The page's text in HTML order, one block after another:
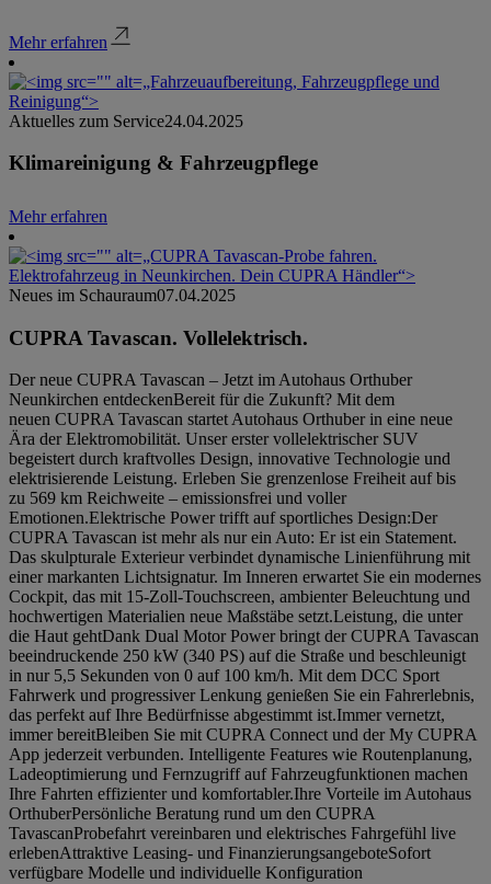
Mehr erfahren
Aktuelles zum Service24.04.2025
Klimareinigung & Fahrzeugpflege
Mehr erfahren
Neues im Schauraum07.04.2025
CUPRA Tavascan. Vollelektrisch.
Der neue CUPRA Tavascan – Jetzt im Autohaus Orthuber
Neunkirchen entdeckenBereit für die Zukunft? Mit dem
neuen CUPRA Tavascan startet Autohaus Orthuber in eine neue
Ära der Elektromobilität. Unser erster vollelektrischer SUV
begeistert durch kraftvolles Design, innovative Technologie und
elektrisierende Leistung. Erleben Sie grenzenlose Freiheit auf bis
zu 569 km Reichweite – emissionsfrei und voller
Emotionen.Elektrische Power trifft auf sportliches Design:Der
CUPRA Tavascan ist mehr als nur ein Auto: Er ist ein Statement.
Das skulpturale Exterieur verbindet dynamische Linienführung mit
einer markanten Lichtsignatur. Im Inneren erwartet Sie ein modernes
Cockpit, das mit 15-Zoll-Touchscreen, ambienter Beleuchtung und
hochwertigen Materialien neue Maßstäbe setzt.Leistung, die unter
die Haut gehtDank Dual Motor Power bringt der CUPRA Tavascan
beeindruckende 250 kW (340 PS) auf die Straße und beschleunigt
in nur 5,5 Sekunden von 0 auf 100 km/h. Mit dem DCC Sport
Fahrwerk und progressiver Lenkung genießen Sie ein Fahrerlebnis,
das perfekt auf Ihre Bedürfnisse abgestimmt ist.Immer vernetzt,
immer bereitBleiben Sie mit CUPRA Connect und der My CUPRA
App jederzeit verbunden. Intelligente Features wie Routenplanung,
Ladeoptimierung und Fernzugriff auf Fahrzeugfunktionen machen
Ihre Fahrten effizienter und komfortabler.Ihre Vorteile im Autohaus
OrthuberPersönliche Beratung rund um den CUPRA
TavascanProbefahrt vereinbaren und elektrisches Fahrgefühl live
erlebenAttraktive Leasing- und FinanzierungsangeboteSofort
verfügbare Modelle und individuelle Konfiguration